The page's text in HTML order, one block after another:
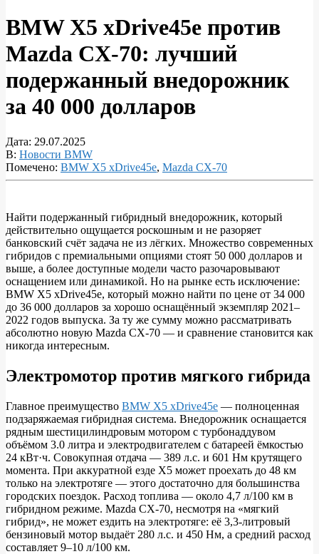
BMW X5 xDrive45e против
Mazda CX-70: лучший
подержанный внедорожник
за 40 000 долларов
Дата: 29.07.2025
В: Новости BMW
Помечено: BMW X5 xDrive45e, Mazda CX-70
BMW
X5
xDrive45e
против
Mazda
CX-
70:
лучший
подержанный
внедорожник
за
40
000
долларов
Найти подержанный гибридный внедорожник, который
действительно ощущается роскошным и не разоряет
банковский счёт задача не из лёгких. Множество современных
гибридов с премиальными опциями стоят 50 000 долларов и
выше, а более доступные модели часто разочаровывают
оснащением или динамикой. Но на рынке есть исключение:
BMW X5 xDrive45e, который можно найти по цене от 34 000
до 36 000 долларов за хорошо оснащённый экземпляр 2021–
2022 годов выпуска. За ту же сумму можно рассматривать
абсолютно новую Mazda CX-70 — и сравнение становится как
никогда интересным.
Электромотор против мягкого гибрида
Главное преимущество BMW X5 xDrive45e — полноценная
подзаряжаемая гибридная система. Внедорожник оснащается
рядным шестицилиндровым мотором с турбонаддувом
объёмом 3.0 литра и электродвигателем с батареей ёмкостью
24 кВт·ч. Совокупная отдача — 389 л.с. и 601 Нм крутящего
момента. При аккуратной езде X5 может проехать до 48 км
только на электротяге — этого достаточно для большинства
городских поездок. Расход топлива — около 4,7 л/100 км в
гибридном режиме. Mazda CX-70, несмотря на «мягкий
гибрид», не может ездить на электротяге: её 3,3-литровый
бензиновый мотор выдаёт 280 л.с. и 450 Нм, а средний расход
составляет 9–10 л/100 км.